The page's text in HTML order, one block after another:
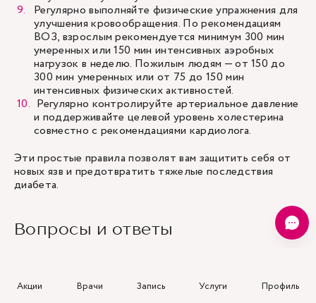
Регулярно выполняйте физические упражнения для
улучшения кровообращения. По рекомендациям
ВОЗ, взрослым рекомендуется минимум 300 мин
умеренных или 150 мин интенсивных аэробных
нагрузок в неделю. Пожилым людям — от 150 до
300 мин умеренных или от 75 до 150 мин
интенсивных физических активностей.
Регулярно контролируйте артериальное давление
и поддерживайте целевой уровень холестерина
совместно с рекомендациями кардиолога.
Эти простые правила позволят вам защитить себя от
новых язв и предотвратить тяжелые последствия
диабета.
Вопросы и ответы
диагностике, лечении и профилактике.
Акции Врачи Запись Услуги Профиль